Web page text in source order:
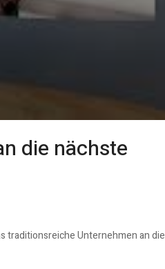
die nächste
traditionsreiche Unternehmen an die